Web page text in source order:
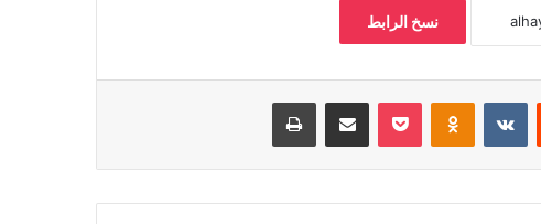
نسخ الرابط
بوكيت